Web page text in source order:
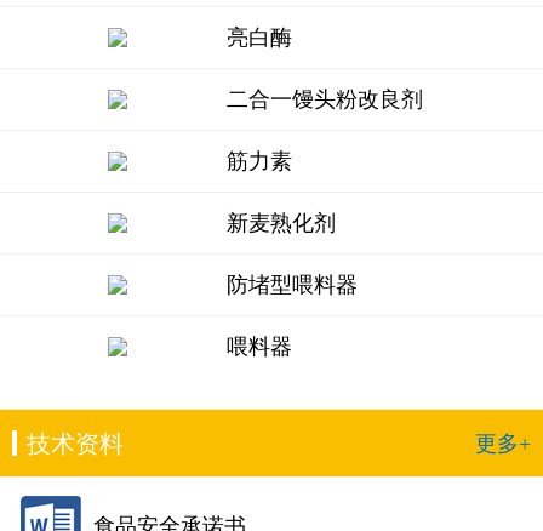
亮白酶
二合一馒头粉改良剂
筋力素
新麦熟化剂
防堵型喂料器
喂料器
技术资料 更多+
食品安全承诺书